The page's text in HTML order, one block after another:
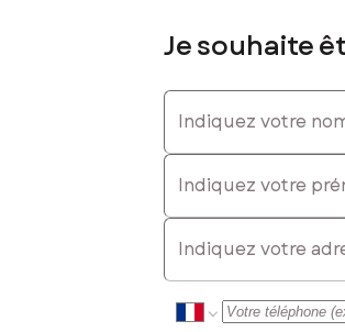
Je souhaite
Indiquez votre nom
Indiquez votre prénom
E-mail